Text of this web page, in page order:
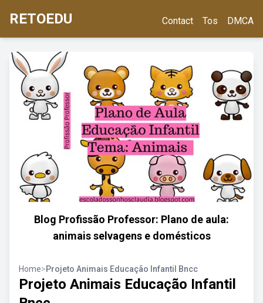
RETOEDU Contact Tos DMCA
Blog Profissão Professor: Plano de aula:
animais selvagens e domésticos
Home>Projeto Animais Educação Infantil Bncc
Projeto Animais Educação Infantil